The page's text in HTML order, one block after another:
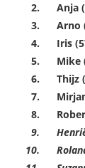
Anja
Arno
Iris
Mike
Thijz